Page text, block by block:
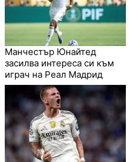
Манчестър Юнайтед
засилва интереса си към
играч на Реал Мадрид